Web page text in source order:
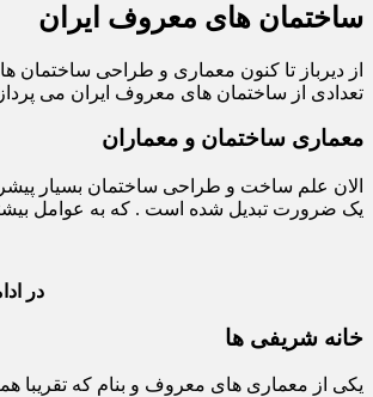
ساختمان های معروف ایران
از دیرباز تا کنون معماری و طراحی ساختمان
تعدادی از ساختمان های معروف ایران می
معماری ساختمان و معماران
الان علم ساخت و طراحی ساختمان بسیار
یک ضرورت تبدیل شده است . که به عوامل
در
خانه شریفی ها
یکی از معماری های معروف و بنام که تقریبا